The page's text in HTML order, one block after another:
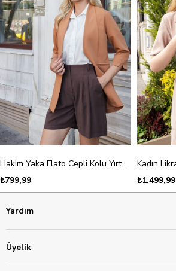
Hakim Yaka Flato Cepli Kolu Yırtmaçlı Uzun Blazer Pamuklu Likralı Kumaş Ceket-Tarçın
₺799,99
₺1.499,99
Yardım
Üyelik